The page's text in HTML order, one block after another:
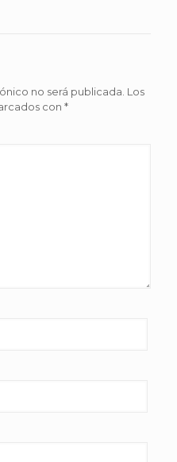
no será publicada. Los
con *